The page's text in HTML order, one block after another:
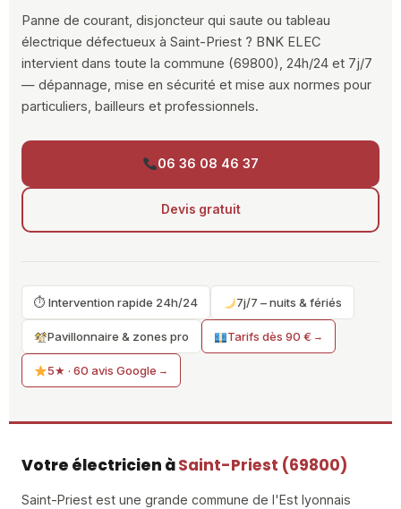
Panne de courant, disjoncteur qui saute ou tableau
électrique défectueux à Saint-Priest ? BNK ELEC
intervient dans toute la commune (69800), 24h/24 et 7j/7
— dépannage, mise en sécurité et mise aux normes pour
particuliers, bailleurs et professionnels.
06 36 08 46 37
Devis gratuit
⏱ Intervention rapide 24h/24 7j/7 – nuits & fériés
Pavillonnaire & zones pro Tarifs dès 90 €
5★ · 60 avis Google
Votre électricien àSaint-Priest (69800)
Saint-Priest est une grande commune de l'Est lyonnais